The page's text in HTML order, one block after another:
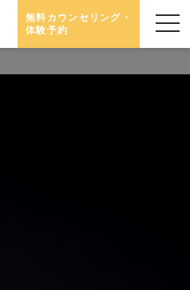
無料カウンセリング・
体験予約